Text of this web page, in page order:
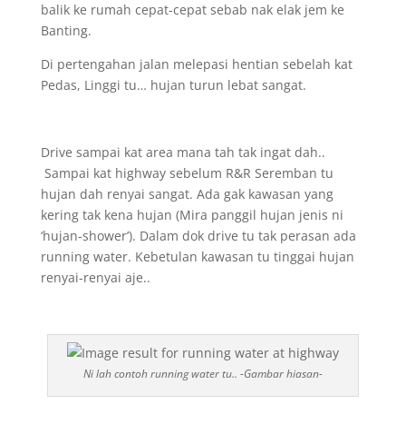
balik ke rumah cepat-cepat sebab nak elak jem ke
Banting.
Di pertengahan jalan melepasi hentian sebelah kat
Pedas, Linggi tu… hujan turun lebat sangat.
Drive sampai kat area mana tah tak ingat dah..
Sampai kat highway sebelum R&R Seremban tu
hujan dah renyai sangat. Ada gak kawasan yang
kering tak kena hujan (Mira panggil hujan jenis ni
‘hujan-shower’). Dalam dok drive tu tak perasan ada
running water. Kebetulan kawasan tu tinggai hujan
renyai-renyai aje..
Ni lah contoh running water tu.. -Gambar hiasan-